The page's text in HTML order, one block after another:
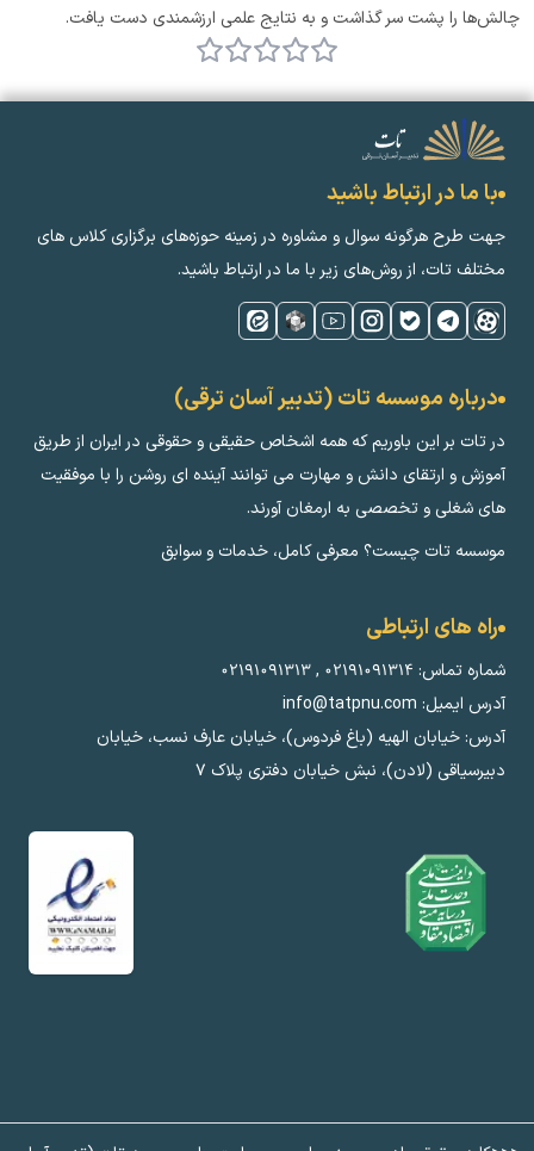
چالش‌ها را پشت سر گذاشت و به نتایج علمی ارزشمندی دست یافت.
با ما در ارتباط باشید
جهت طرح هرگونه سوال و مشاوره در زمینه‌ حوزه‌های برگزاری کلاس ‌های
مختلف تات، از روش‌های زیر با ما در ارتباط باشید.
درباره موسسه تات (تدبیر آسان ترقی)
در تات بر این باوریم که همه اشخاص حقیقی و حقوقی در ایران از طریق
آموزش و ارتقای دانش و مهارت می توانند آینده ای روشن را با موفقیت
های شغلی و تخصصی به ارمغان آورند.
موسسه تات چیست؟ معرفی کامل، خدمات و سوابق
راه های ارتباطی
شماره تماس: ۰۲۱۹۱۰۹۱۳۱۴ ,۰۲۱۹۱۰۹۱۳۱۳
آدرس ایمیل: info@tatpnu.com
آدرس: خیابان الهيه (باغ فردوس)، خیابان عارف نسب، خیابان
دبیرسیاقی (لادن)، نبش خیابان دفتری پلاک ٧